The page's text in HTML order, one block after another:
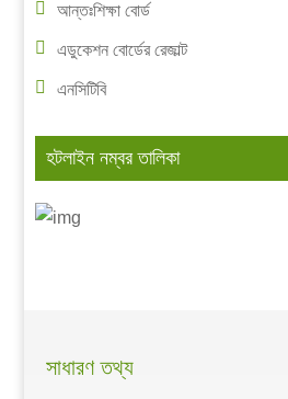
আন্তঃশিক্ষা বোর্ড
এডুকেশন বোর্ডের রেজাল্ট
এনসিটিবি
হটলাইন নম্বর তালিকা
সাধারণ তথ্য